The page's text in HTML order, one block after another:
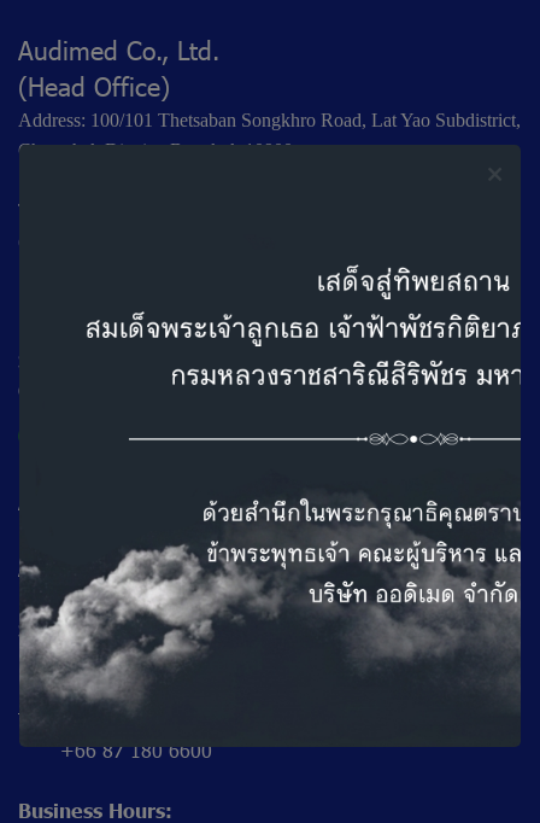
Audimed Co., Ltd.
(Head Office)
Address: 100/101 Thetsaban Songkhro Road, Lat Yao Subdistrict,
Chatuchak District, Bangkok 10900,
Tel: +66 2 953 8033
(Auto Attendant)
Monday – Friday: 8:30 AM – 4:30 PM
Saturday: 9:00 AM – 4:30 PM
Closed on Sundays
Audimed Co., Ltd.
(Chiang Mai Branch)
Address: 177 A2 Building, beneath Mercure Hotel, Chang
PhueakRoad,
Si Phum Subdistrict, Mueang Chiang Mai District, Chiang
Mai 50200
Tel: +66 53 221 939,
+66 87 180 6600
Business Hours: